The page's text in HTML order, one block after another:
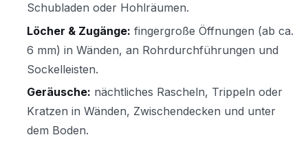
Schubladen oder Hohlräumen.
Löcher & Zugänge: fingergroße Öffnungen (ab ca.
6 mm) in Wänden, an Rohrdurchführungen und
Sockelleisten.
Geräusche: nächtliches Rascheln, Trippeln oder
Kratzen in Wänden, Zwischendecken und unter
dem Boden.